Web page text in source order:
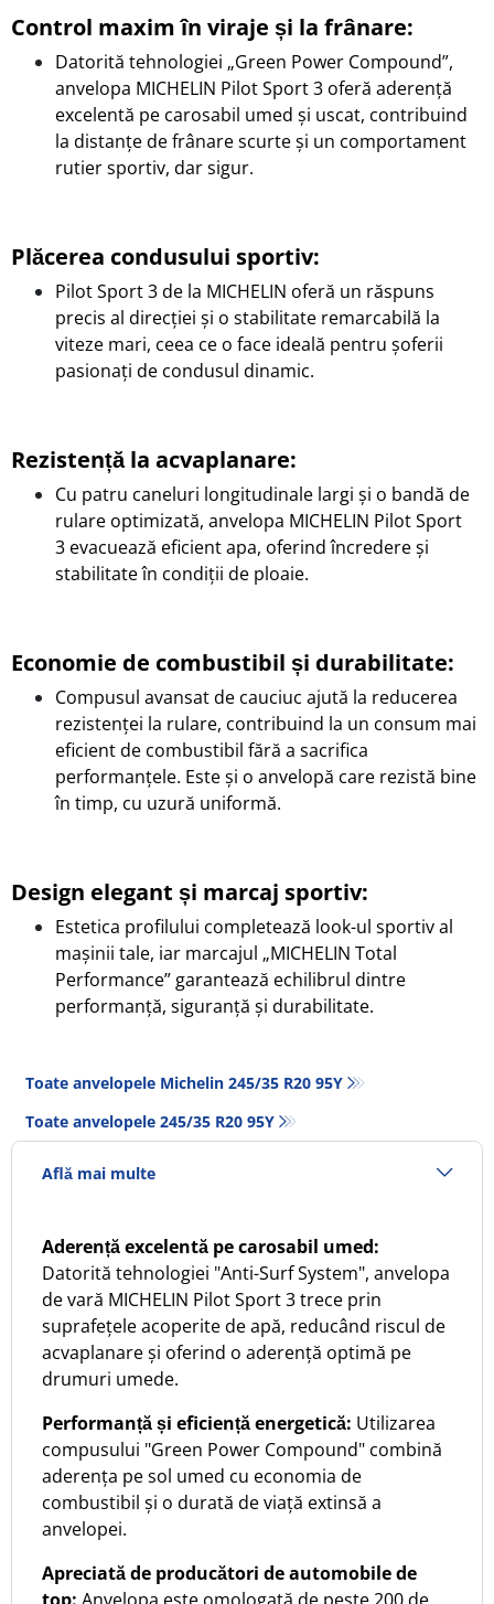
Control maxim în viraje și la frânare:
Datorită tehnologiei „Green Power Compound”,
anvelopa MICHELIN Pilot Sport 3 oferă aderență
excelentă pe carosabil umed și uscat, contribuind
la distanțe de frânare scurte și un comportament
rutier sportiv, dar sigur.
Plăcerea condusului sportiv:
Pilot Sport 3 de la MICHELIN oferă un răspuns
precis al direcției și o stabilitate remarcabilă la
viteze mari, ceea ce o face ideală pentru șoferii
pasionați de condusul dinamic.
Rezistență la acvaplanare:
Cu patru caneluri longitudinale largi și o bandă de
rulare optimizată, anvelopa MICHELIN Pilot Sport
3 evacuează eficient apa, oferind încredere și
stabilitate în condiții de ploaie.
Economie de combustibil și durabilitate:
Compusul avansat de cauciuc ajută la reducerea
rezistenței la rulare, contribuind la un consum mai
eficient de combustibil fără a sacrifica
performanțele. Este și o anvelopă care rezistă bine
în timp, cu uzură uniformă.
Design elegant și marcaj sportiv:
Estetica profilului completează look-ul sportiv al
mașinii tale, iar marcajul „MICHELIN Total
Performance” garantează echilibrul dintre
performanță, siguranță și durabilitate.
Toate anvelopele Michelin 245/35 R20 95Y
Toate anvelopele‎ 245/35 R20 95Y
Află mai multe
Aderență excelentă pe carosabil umed:
Datorită tehnologiei "Anti-Surf System", anvelopa
de vară MICHELIN Pilot Sport 3 trece prin
suprafețele acoperite de apă, reducând riscul de
acvaplanare și oferind o aderență optimă pe
drumuri umede. ​
Performanță și eficiență energetică: Utilizarea
compusului "Green Power Compound" combină
aderența pe sol umed cu economia de
combustibil și o durată de viață extinsă a
anvelopei. ​
Apreciată de producători de automobile de